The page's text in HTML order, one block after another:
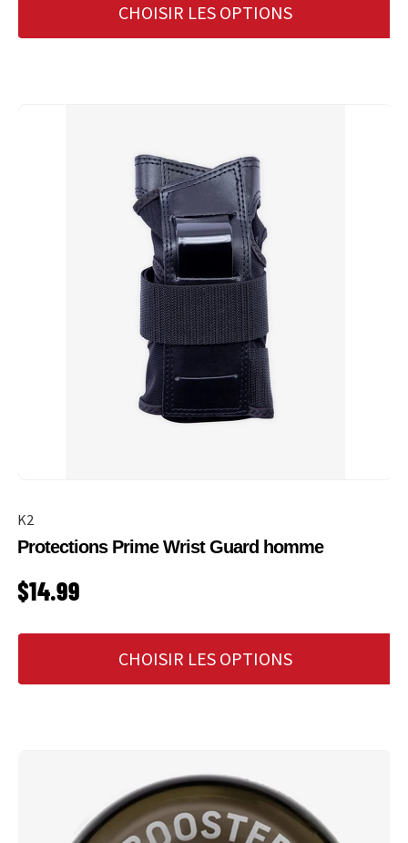
CHOISIR LES OPTIONS
K2
Protections Prime Wrist Guard homme
PRIX HABITUEL
$14.99
CHOISIR LES OPTIONS